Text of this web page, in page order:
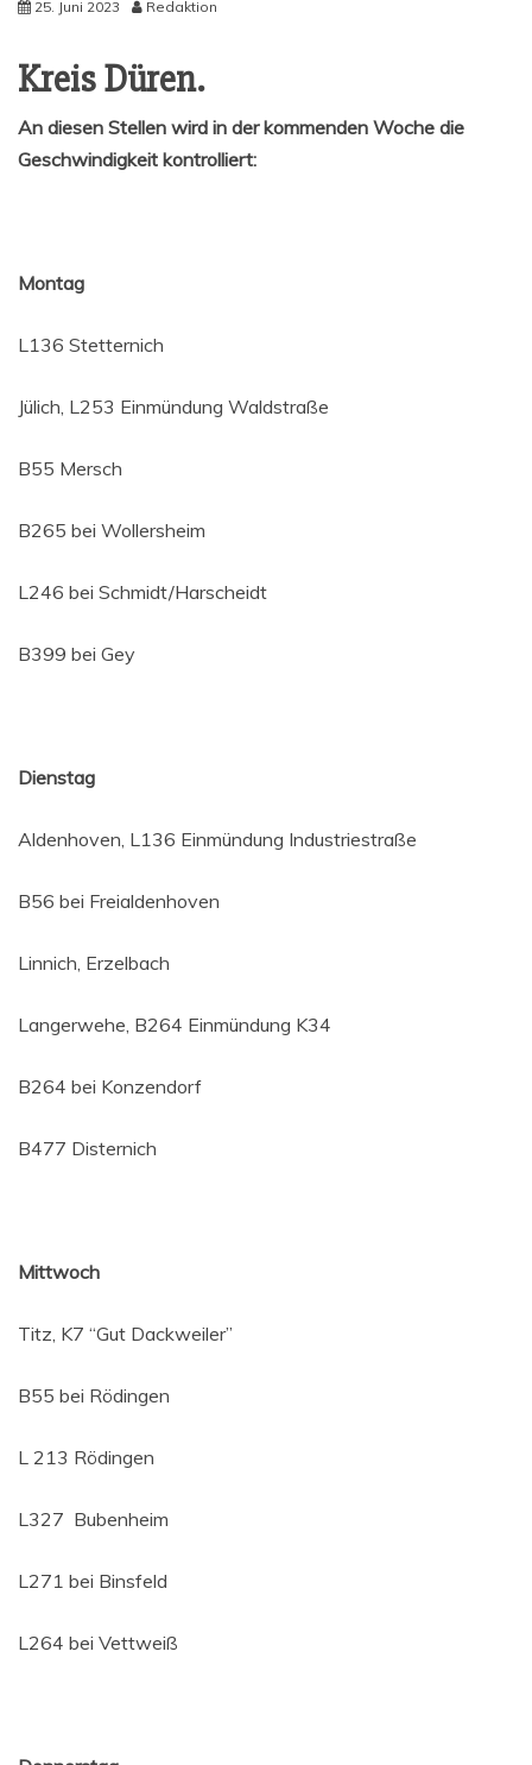
25. Juni 2023 Redaktion
Kreis Düren.
An die­sen Stel­len wird in der kom­men­den Woche die
Geschwin­dig­keit kontrolliert:
Mon­tag
L136 Stet­ter­nich
Jülich, L253 Ein­mün­dung Waldstraße
B55 Mersch
B265 bei Wollersheim
L246 bei Schmidt/Harscheidt
B399 bei Gey
Diens­tag
Alden­ho­ven, L136 Ein­mün­dung Industriestraße
B56 bei Freialdenhoven
Lin­nich, Erzelbach
Langer­we­he, B264 Ein­mün­dung K34
B264 bei Konzendorf
B477 Dis­ter­nich
Mitt­woch
Titz, K7 “Gut Dackweiler”
B55 bei Rödingen
L 213 Rödingen
L327 Buben­heim
L271 bei Binsfeld
L264 bei Vettweiß